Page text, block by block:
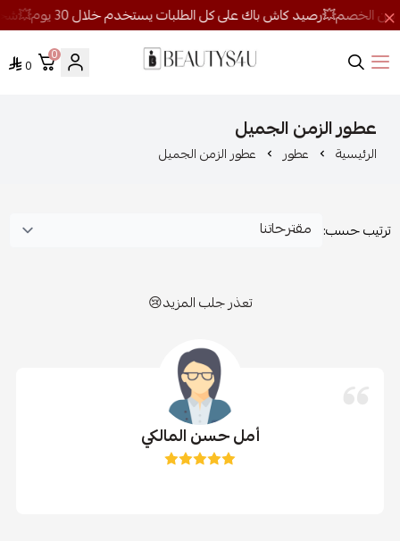
روائح الجمال
0
0
عطور الزمن الجميل
الرئيسية عطور عطور الزمن الجميل
ترتيب حسب:
تعذر جلب المزيد😢
أمل حسن المالكي